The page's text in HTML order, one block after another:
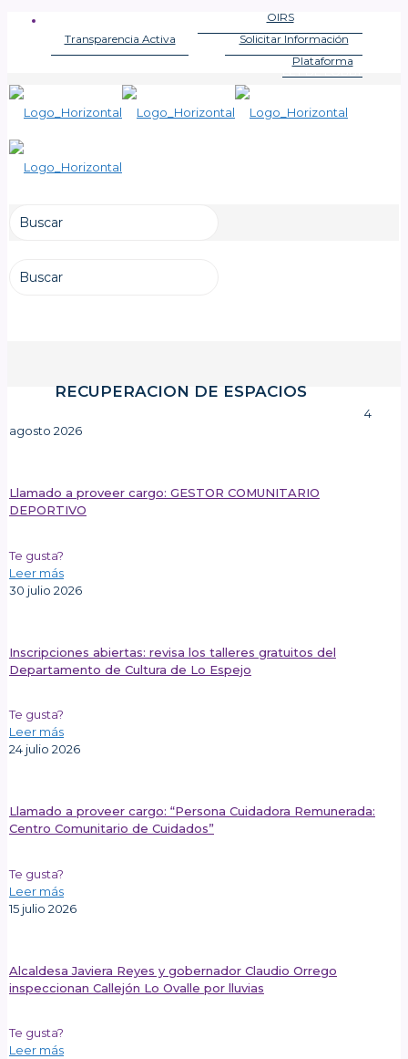
OIRS
Solicitar Información
Transparencia Activa
Plataforma
RECUPERACION DE ESPACIOS
4
agosto 2026
Llamado a proveer cargo: GESTOR COMUNITARIO
DEPORTIVO
Te gusta?
Leer más
30 julio 2026
Inscripciones abiertas: revisa los talleres gratuitos del
Departamento de Cultura de Lo Espejo
Te gusta?
Leer más
24 julio 2026
Llamado a proveer cargo: “Persona Cuidadora Remunerada:
Centro Comunitario de Cuidados”
Te gusta?
Leer más
15 julio 2026
Alcaldesa Javiera Reyes y gobernador Claudio Orrego
inspeccionan Callejón Lo Ovalle por lluvias
Te gusta?
Leer más